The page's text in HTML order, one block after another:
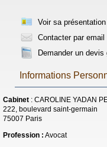
Voir sa présentation
Contacter par email
Demander un devis
Informations
Cabinet : CAROLINE YADAN
222, boulevard saint-germain
75007 Paris
Profession : Avocat